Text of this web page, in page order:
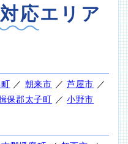
応エリア
／ 朝来市 ／ 芦屋市 ／
保郡太子町 ／ 小野市